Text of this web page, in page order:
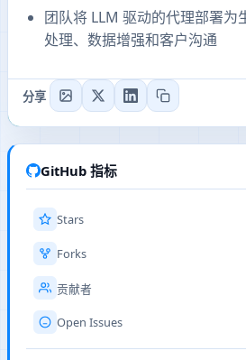
团队将 LLM 驱动的代理部署为
处理、数据增强和客户沟通
分享
GitHub 指标
Stars
Forks
贡献者
Open Issues